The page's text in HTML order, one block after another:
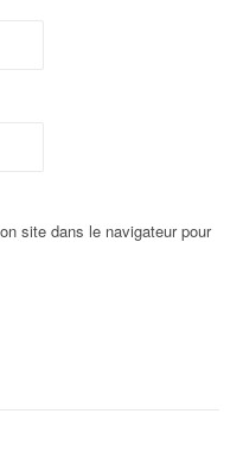
site dans le navigateur pour